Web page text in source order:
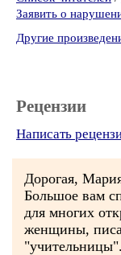
Заявить о
Другие
Рецензии
Написать
Дорогая,
Большое вам
для многих
женщины,
"учительницы".